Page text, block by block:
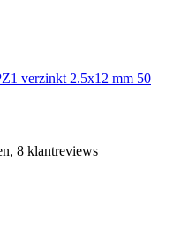
verzinkt 2.5x12 mm 50
8 klantreviews